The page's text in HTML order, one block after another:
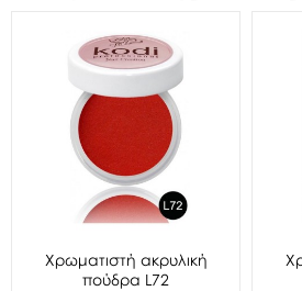
Χρωματιστή ακρυλική
πούδρα L72